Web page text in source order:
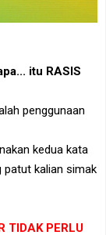
itu RASIS
penggunaan
kedua kata
patut kalian simak
TIDAK PERLU